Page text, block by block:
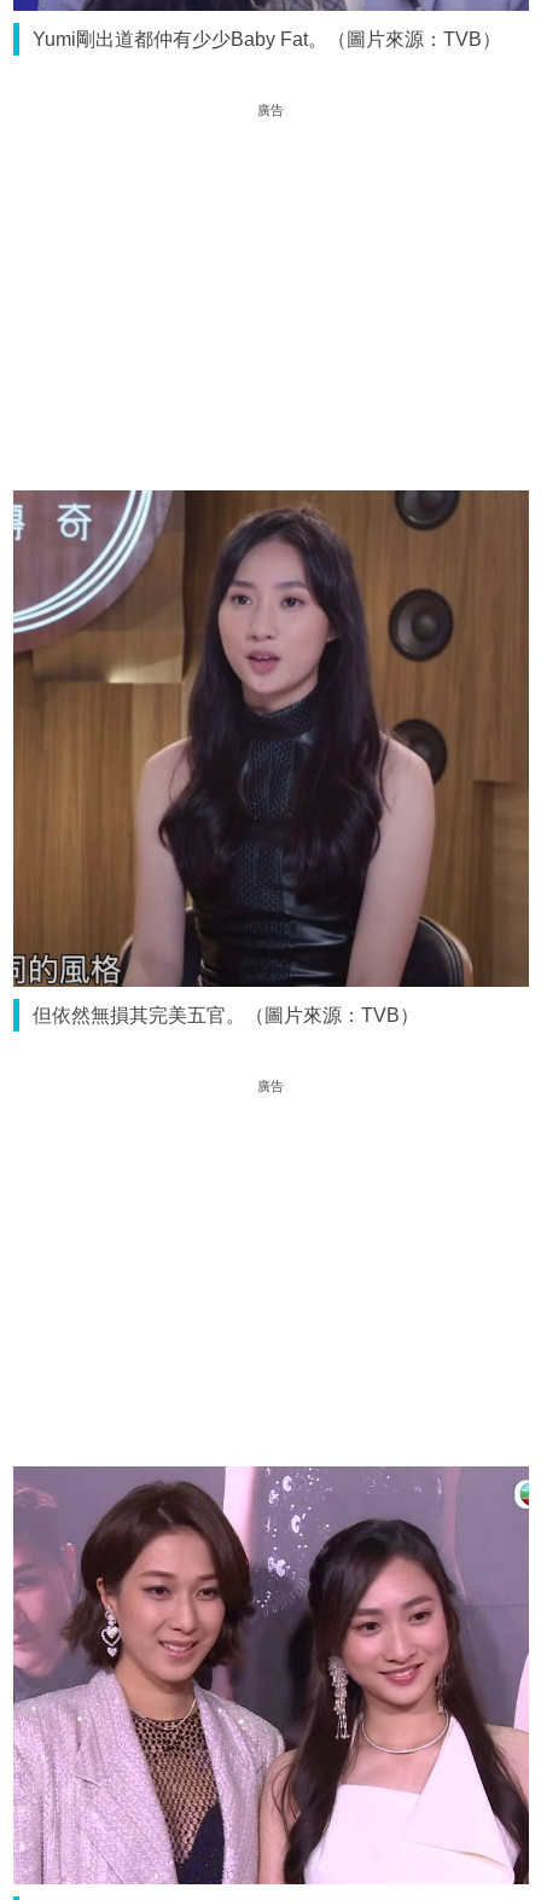
Yumi剛出道都仲有少少Baby Fat。（圖片來源：TVB）
廣告
但依然無損其完美五官。（圖片來源：TVB）
廣告